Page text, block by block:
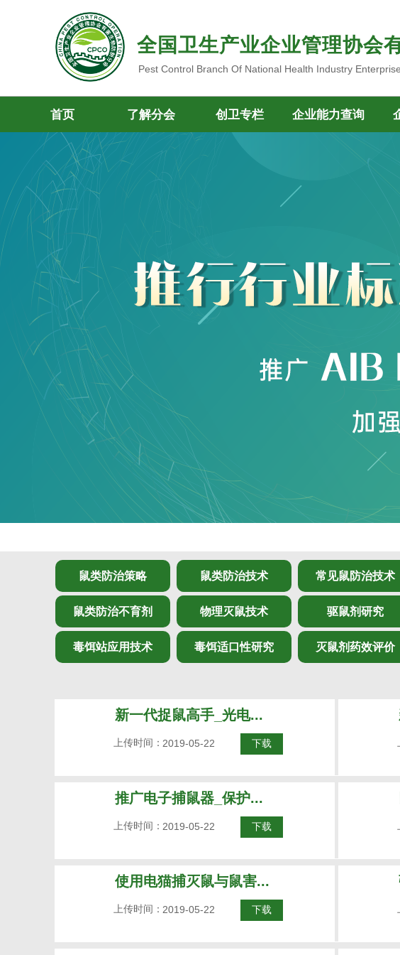
全国卫生产业企业管理协会
Pest Control Branch Of National Health Industry
首页 了解分会 创卫专栏 企业能力查询
鼠类防治策略 鼠类防治技术 常见鼠防治技术
鼠类防治不育剂 物理灭鼠技术 驱鼠剂研究
毒饵站应用技术 毒饵适口性研究 灭鼠剂药效评价
新一代捉鼠高手_光电...
2019-05-22
上传时间： 下载
推广电子捕鼠器_保护...
2019-05-22
上传时间： 下载
使用电猫捕灭鼠与鼠害...
2019-05-22
上传时间： 下载